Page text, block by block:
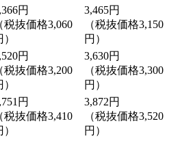
円
税抜価格3,060
）
3,465円
（税抜価格3,150
円）
円
税抜価格3,200
）
3,630円
（税抜価格3,300
円）
円
税抜価格3,410
）
3,872円
（税抜価格3,520
円）